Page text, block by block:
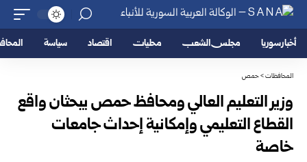
أخبار سوريا مجلس الشعب محليات اقتصاد سياسة
المحافظات>حمص
وزير التعليم العالي ومحافظ حمص يبحثان واقع
القطاع التعليمي وإمكانية إحداث جامعات
خاصة